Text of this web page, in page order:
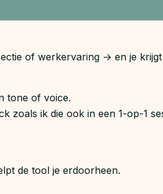
of werkervaring → en je
tone of voice.
zoals ik die ook in een 1-op-1
de tool je erdoorheen.